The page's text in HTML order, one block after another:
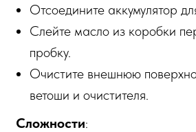
Отсоедините аккумулятор
Слейте масло из коробки
пробку.
Очистите внешнюю
ветоши и очистителя.
Сложности: